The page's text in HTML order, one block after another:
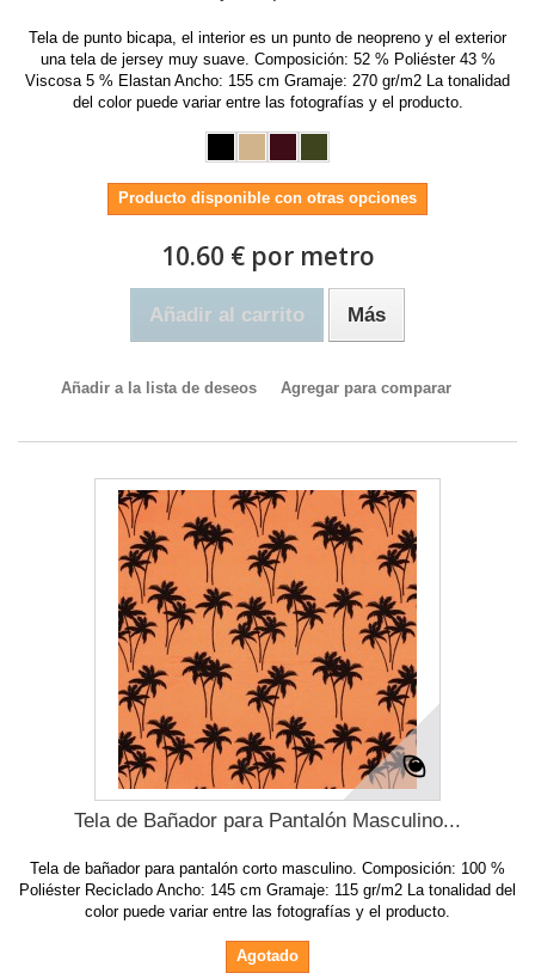
Tela de punto bicapa, el interior es un punto de neopreno y el exterior
una tela de jersey muy suave. Composición: 52 % Poliéster 43 %
Viscosa 5 % Elastan Ancho: 155 cm Gramaje: 270 gr/m2 La tonalidad
del color puede variar entre las fotografías y el producto.
Producto disponible con otras opciones
10.60 € por metro
Añadir al carrito Más
Añadir a la lista de deseos Agregar para comparar
Tela de Bañador para Pantalón Masculino...
Tela de bañador para pantalón corto masculino. Composición: 100 %
Poliéster Reciclado Ancho: 145 cm Gramaje: 115 gr/m2 La tonalidad del
color puede variar entre las fotografías y el producto.
Agotado